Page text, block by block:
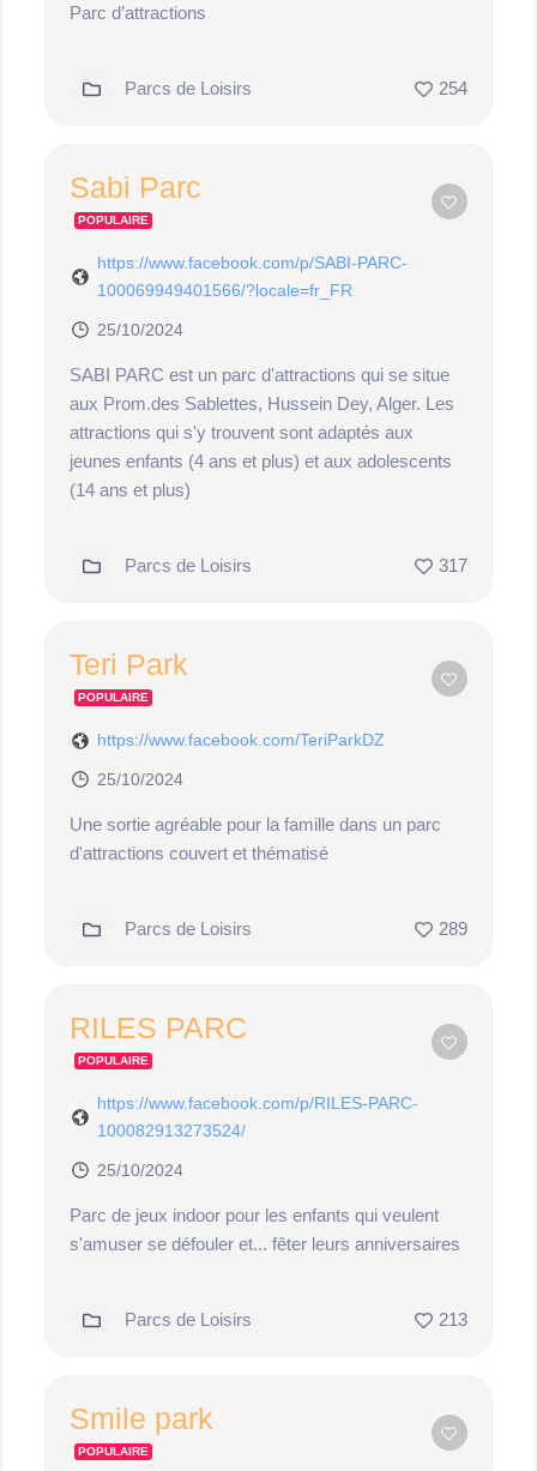
Parc d’attractions
Parcs de Loisirs 254
Sabi Parc
POPULAIRE
https://www.facebook.com/p/SABI-PARC-
100069949401566/?locale=fr_FR
25/10/2024
SABI PARC est un parc d'attractions qui se situe
aux Prom.des Sablettes, Hussein Dey, Alger. Les
attractions qui s'y trouvent sont adaptés aux
jeunes enfants (4 ans et plus) et aux adolescents
(14 ans et plus)
Parcs de Loisirs 317
Teri Park
POPULAIRE
https://www.facebook.com/TeriParkDZ
25/10/2024
Une sortie agréable pour la famille dans un parc
d'attractions couvert et thématisé
Parcs de Loisirs 289
RILES PARC
POPULAIRE
https://www.facebook.com/p/RILES-PARC-
100082913273524/
25/10/2024
Parc de jeux indoor pour les enfants qui veulent
s'amuser se défouler et... fêter leurs anniversaires
Parcs de Loisirs 213
Smile park
POPULAIRE